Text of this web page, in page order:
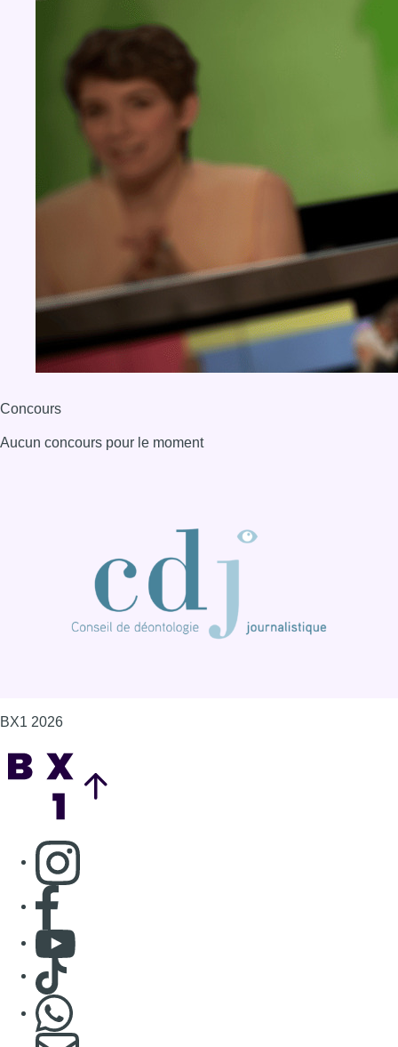
Concours
Aucun concours pour le moment
BX1 2026
Consulter page Instagram
Consulter page Facebook
Consulter Youtube
Consulter TikTok
S'abonner à notre newsletter